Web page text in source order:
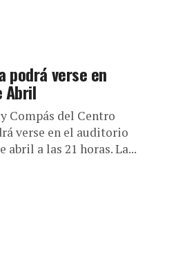
podrá verse en
Abril
Compás del Centro
verse en el auditorio
abril a las 21 horas. La...